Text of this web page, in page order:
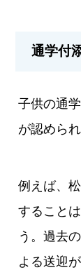
通学付
子供の通
が認めら
例えば、
すること
う。過去
よる送迎